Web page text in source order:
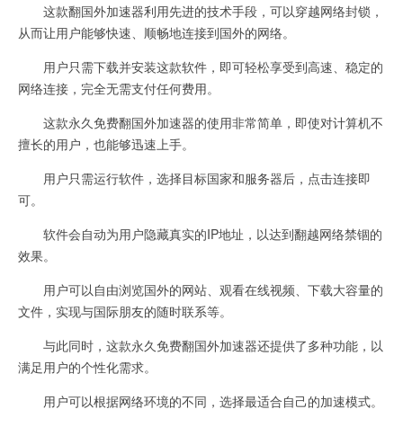
这款翻国外加速器利用先进的技术手段，可以穿越网络封锁，
从而让用户能够快速、顺畅地连接到国外的网络。
用户只需下载并安装这款软件，即可轻松享受到高速、稳定的
网络连接，完全无需支付任何费用。
这款永久免费翻国外加速器的使用非常简单，即使对计算机不
擅长的用户，也能够迅速上手。
用户只需运行软件，选择目标国家和服务器后，点击连接即
可。
软件会自动为用户隐藏真实的IP地址，以达到翻越网络禁锢的
效果。
用户可以自由浏览国外的网站、观看在线视频、下载大容量的
文件，实现与国际朋友的随时联系等。
与此同时，这款永久免费翻国外加速器还提供了多种功能，以
满足用户的个性化需求。
用户可以根据网络环境的不同，选择最适合自己的加速模式。